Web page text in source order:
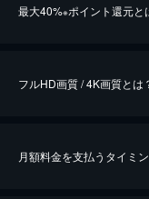
最大40%※ポイント還元と
※40％ポイント還元の対象は、
iOSアプリのUコイン決済に
フルHD画質 / 4K画質とは
月額料金を支払うタイミ